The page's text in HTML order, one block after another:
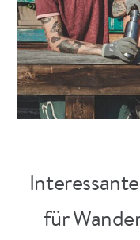
für